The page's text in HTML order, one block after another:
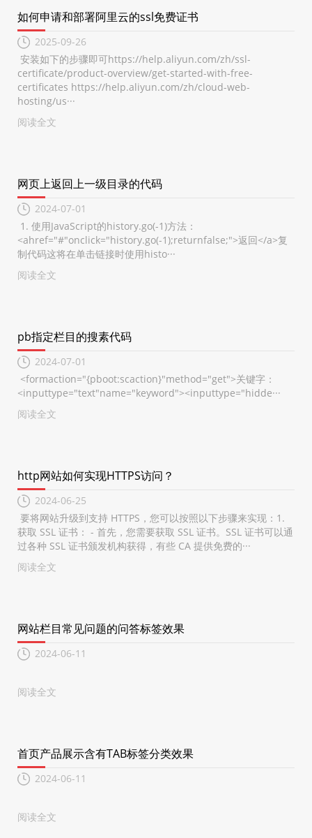
如何申请和部署阿里云的ssl免费证书
2025-09-26
安装如下的步骤即可https://help.aliyun.com/zh/ssl-
certificate/product-overview/get-started-with-free-
certificates https://help.aliyun.com/zh/cloud-web-
hosting/us···
阅读全文
网页上返回上一级目录的代码
2024-07-01
1. 使用JavaScript的history.go(-1)方法：
<ahref="#"onclick="history.go(-1);returnfalse;">返回</a>复
制代码这将在单击链接时使用histo···
阅读全文
pb指定栏目的搜素代码
2024-07-01
<formaction="{pboot:scaction}"method="get">关键字：
<inputtype="text"name="keyword"><inputtype="hidde···
阅读全文
http网站如何实现HTTPS访问？
2024-06-25
要将网站升级到支持 HTTPS，您可以按照以下步骤来实现：1.
获取 SSL 证书： - 首先，您需要获取 SSL 证书。SSL 证书可以通
过各种 SSL 证书颁发机构获得，有些 CA 提供免费的···
阅读全文
网站栏目常见问题的问答标签效果
2024-06-11
阅读全文
首页产品展示含有TAB标签分类效果
2024-06-11
阅读全文